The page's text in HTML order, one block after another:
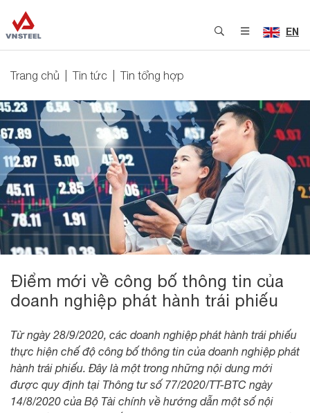
EN
Trang chủ Tin tức Tin tổng hợp
Điểm mới về công bố thông tin của
doanh nghiệp phát hành trái phiếu
Từ ngày 28/9/2020, các doanh nghiệp phát hành trái phiếu
thực hiện chế độ công bố thông tin của doanh nghiệp phát
hành trái phiếu. Đây là một trong những nội dung mới
được quy định tại Thông tư số 77/2020/TT-BTC ngày
14/8/2020 của Bộ Tài chính về hướng dẫn một số nội